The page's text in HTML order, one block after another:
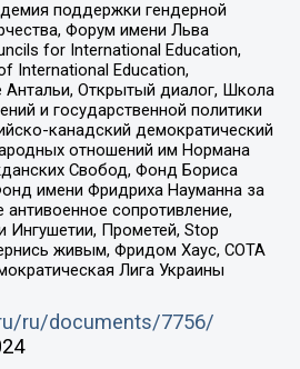
поддержки гендерной
Форум имени Льва
for International Education,
International Education,
Открытый диалог, Школа
и государственной политики
канадский демократический
отношений им Нормана
Свобод, Фонд Бориса
имени Фридриха Науманна за
сопротивление,
Ингушетии, Прометей, Stop
живым, Фридом Хаус, СОТА
Лига Украины
ru/documents/7756/